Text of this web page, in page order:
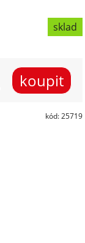
sklad
kód: 25719